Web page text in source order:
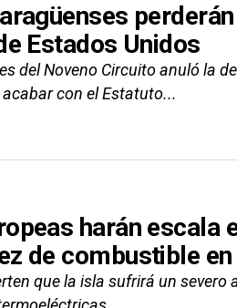
Estados Unidos
del Noveno Circuito anuló la
con el Estatuto...
harán escala
de combustible en
que la isla sufrirá un severo